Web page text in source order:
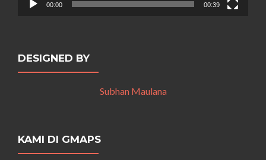
00:00 00:39
DESIGNED BY
Subhan Maulana
KAMI DI GMAPS